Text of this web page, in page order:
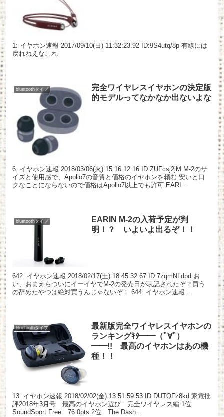
1: イヤホン速報 2017/09/10(日) 11:32:23.92 ID:9S4utq/8p 有線には
戻れねえなこれ
bluetoothタイプ
完全ワイヤレスイヤホンの決定版
的モデルってなかなか出ないよな
6: イヤホン速報 2018/03/06(火) 15:16:12.16 ID:ZUFcsj2jM M-2のサ
イズと使用感で、Apollo7の音質と価格のイヤホンを頼む 安いと口
クなことにならないので価格はApollo7以上でも許可 EARI...
bluetoothタイプ
EARIN M-2の入荷予定が判
明！？ いよいよ出るぞ！！
642: イヤホン速報 2018/02/17(土) 18:45:32.67 ID:7zqmNLdpd お
い、おまえらついにイーイヤでM-2の発売日が表記されたぞ？買う
の辞めたやつは絶対買うんじゃないぞ！ 644: イヤホン速報
bluetoothタイプ
最新版完全ワイヤレスイヤホンの
ランキングｷﾀ━━（ﾟ∀ﾟ）
━━!! 最高のイヤホンはあの機
種！！
13: イヤホン速報 2018/02/02(金) 13:51:59.53 ID:DUTQFz8kd 家電批
評2018年3月号 最高のイヤホン選び 完全ワイヤレス編 1位
SoundSport Free 76.0pts 2位 The Dash...